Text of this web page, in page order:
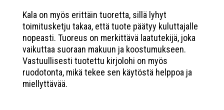
Kala on myös erittäin tuoretta, sillä lyhyt
toimitusketju takaa, että tuote päätyy kuluttajalle
nopeasti. Tuoreus on merkittävä laatutekijä, joka
vaikuttaa suoraan makuun ja koostumukseen.
Vastuullisesti tuotettu kirjolohi on myös
ruodotonta, mikä tekee sen käytöstä helppoa ja
miellyttävää.